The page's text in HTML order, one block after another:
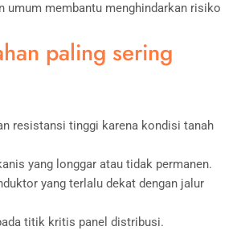
umum membantu menghindarkan risiko
paling sering
resistansi tinggi karena kondisi tanah
yang longgar atau tidak permanen.
yang terlalu dekat dengan jalur
titik kritis panel distribusi.